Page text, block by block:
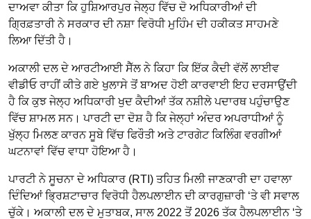
ਦਾਅਵਾ ਕੀਤਾ ਕਿ ਹੁਸ਼ਿਆਰਪੁਰ ਜੇਲ੍ਹ ਵਿੱਚ ਦੋ ਅਧਿਕਾਰੀਆਂ ਦੀ
ਗ੍ਰਿਫ਼ਤਾਰੀ ਨੇ ਸਰਕਾਰ ਦੀ ਨਸ਼ਾ ਵਿਰੋਧੀ ਮੁਹਿੰਮ ਦੀ ਹਕੀਕਤ ਸਾਹਮਣੇ
ਲਿਆ ਦਿੱਤੀ ਹੈ।
ਅਕਾਲੀ ਦਲ ਦੇ ਆਰਟੀਆਈ ਸੈੱਲ ਨੇ ਕਿਹਾ ਕਿ ਇੱਕ ਕੈਦੀ ਵੱਲੋਂ ਲਾਈਵ
ਵੀਡੀਓ ਰਾਹੀਂ ਕੀਤੇ ਗਏ ਖੁਲਾਸੇ ਤੋਂ ਬਾਅਦ ਹੋਈ ਕਾਰਵਾਈ ਇਹ ਦਰਸਾਉਂਦੀ
ਹੈ ਕਿ ਕੁਝ ਜੇਲ੍ਹ ਅਧਿਕਾਰੀ ਖੁਦ ਕੈਦੀਆਂ ਤੱਕ ਨਸ਼ੀਲੇ ਪਦਾਰਥ ਪਹੁੰਚਾਉਣ
ਵਿੱਚ ਸ਼ਾਮਲ ਸਨ। ਪਾਰਟੀ ਦਾ ਦੋਸ਼ ਹੈ ਕਿ ਜੇਲ੍ਹਾਂ ਅੰਦਰ ਅਪਰਾਧੀਆਂ ਨੂੰ
ਖੁੱਲ੍ਹ ਮਿਲਣ ਕਾਰਨ ਸੂਬੇ ਵਿੱਚ ਫਿਰੌਤੀ ਅਤੇ ਟਾਰਗੇਟ ਕਿਲਿੰਗ ਵਰਗੀਆਂ
ਘਟਨਾਵਾਂ ਵਿੱਚ ਵਾਧਾ ਹੋਇਆ ਹੈ।
ਪਾਰਟੀ ਨੇ ਸੂਚਨਾ ਦੇ ਅਧਿਕਾਰ (RTI) ਤਹਿਤ ਮਿਲੀ ਜਾਣਕਾਰੀ ਦਾ ਹਵਾਲਾ
ਦਿੰਦਿਆਂ ਭ੍ਰਿਸ਼ਟਾਚਾਰ ਵਿਰੋਧੀ ਹੈਲਪਲਾਈਨ ਦੀ ਕਾਰਗੁਜ਼ਾਰੀ ‘ਤੇ ਵੀ ਸਵਾਲ
ਚੁੱਕੇ। ਅਕਾਲੀ ਦਲ ਦੇ ਮੁਤਾਬਕ, ਸਾਲ 2022 ਤੋਂ 2026 ਤੱਕ ਹੈਲਪਲਾਈਨ ‘ਤੇ